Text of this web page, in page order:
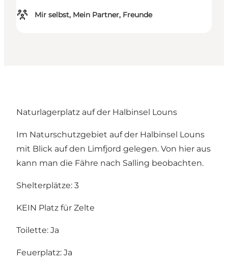
Mir selbst, Mein Partner, Freunde
Naturlagerplatz auf der Halbinsel Louns
Im Naturschutzgebiet auf der Halbinsel Louns
mit Blick auf den Limfjord gelegen. Von hier aus
kann man die Fähre nach Salling beobachten.
Shelterplätze: 3
KEIN Platz für Zelte
Toilette: Ja
Feuerplatz: Ja